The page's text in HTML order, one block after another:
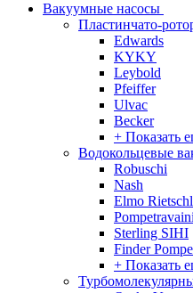
Вакуумные насосы
Пластинчато-
Edwards
KYKY
Leybold
Pfeiffer
Ulvac
Becker
+ Показать
Водокольцевые
Robuschi
Nash
Elmo
Pompetravaini
Sterling SIHI
Finder Pompe
+ Показать